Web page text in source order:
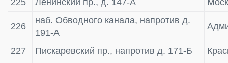
226
наб. Обводного канала, напротив д.
191-А
227 Пискаревский пр., напротив д. 171-Б